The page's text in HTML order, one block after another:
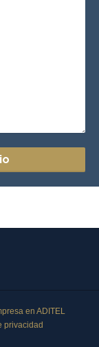
en ADITEL
privacidad